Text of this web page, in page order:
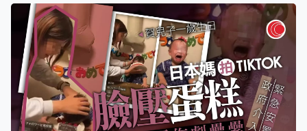
胡亂闖入 事主指態度良好賠錢私了 事主在網上表示，
「我們定的雙床房，我和男友各睡一張。凌晨三點半熟睡
的我被男友叫醒。睜開眼發現身邊躺著一個陌生男子，而
我的男朋友此刻躺在另外一張床上」。事主稱自己隨後報
警並聯繫前台，而後查明男子因醉酒胡亂闖入，因醉酒男
子「態度良好且並非惡意」而選擇私了。 事主又對酒店提
出質疑，「醉酒的男生沒有前台登記，酒店的安保仿佛消